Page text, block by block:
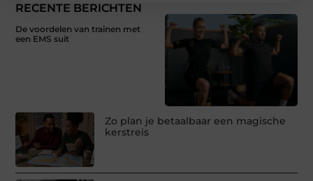
RECENTE BERICHTEN
De voordelen van trainen met
een EMS suit
Zo plan je betaalbaar een magische
kerstreis